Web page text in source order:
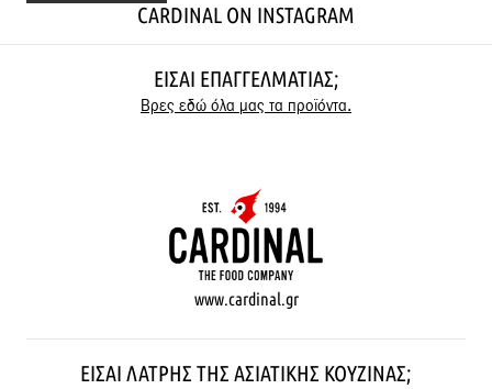
CARDINAL ON INSTAGRAM
ΕΊΣΑΙ ΕΠΑΓΓΕΛΜΑΤΊΑΣ;
Βρες εδώ όλα μας τα προϊόντα.
www.cardinal.gr
ΕΊΣΑΙ ΛΆΤΡΗΣ ΤΗΣ ΑΣΙΑΤΙΚΉΣ ΚΟΥΖΊΝΑΣ;